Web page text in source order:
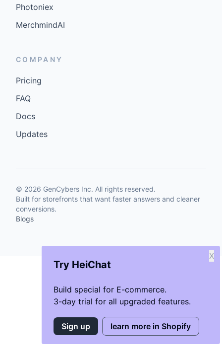
Try HeiChat
Build special for E-commerce.
3-day trial for all upgraded features.
X
Sign up learn more in Shopify
Photoniex
MerchmindAI
COMPANY
Pricing
FAQ
Docs
Updates
© 2026 GenCybers Inc. All rights reserved.
Built for storefronts that want faster answers and cleaner
conversions.
Blogs